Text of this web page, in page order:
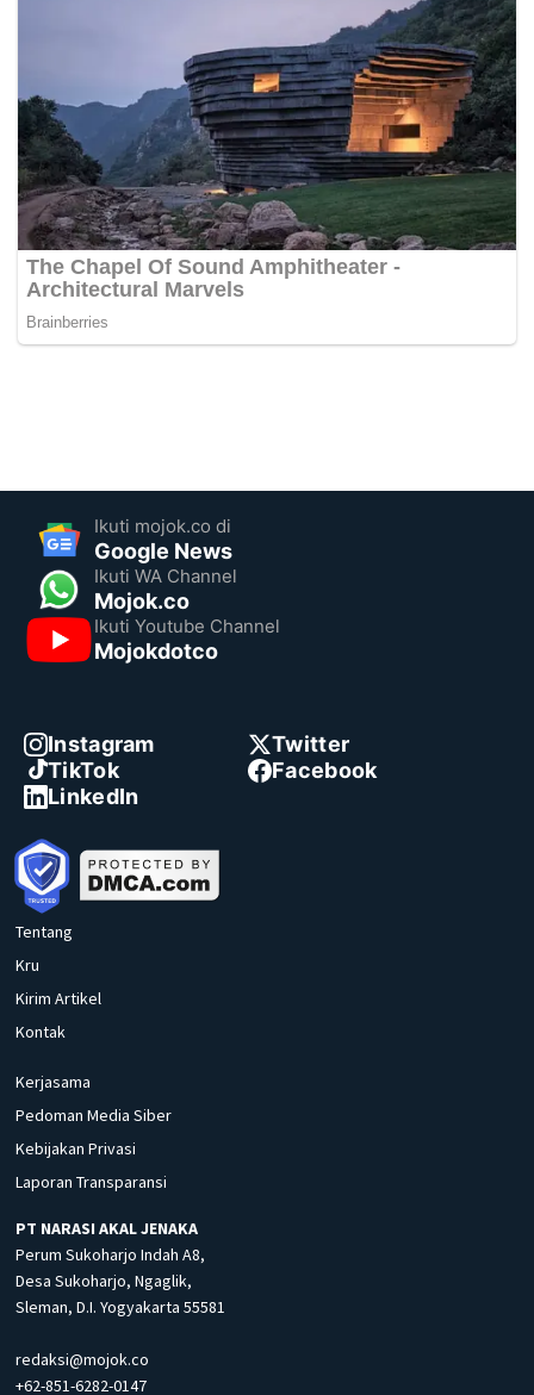
Ikuti mojok.co di
Google News
Ikuti WA Channel
Mojok.co
Ikuti Youtube Channel
Mojokdotco
Instagram
Twitter
TikTok
Facebook
LinkedIn
Tentang
Kru
Kirim Artikel
Kontak
Kerjasama
Pedoman Media Siber
Kebijakan Privasi
Laporan Transparansi
PT NARASI AKAL JENAKA
Perum Sukoharjo Indah A8,
Desa Sukoharjo, Ngaglik,
Sleman, D.I. Yogyakarta 55581
redaksi@mojok.co
+62-851-6282-0147